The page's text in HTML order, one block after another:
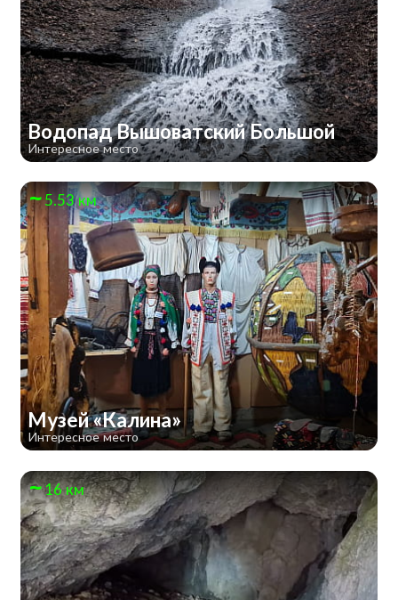
Водопад Вышоватский Большой
Интересное место
5.53 км
Музей «Калина»
Интересное место
16 км